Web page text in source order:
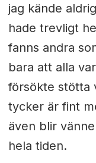
jag kände
hade trevligt
fanns andra
bara att alla
försökte stötta
tycker är fint
även blir
hela tiden.